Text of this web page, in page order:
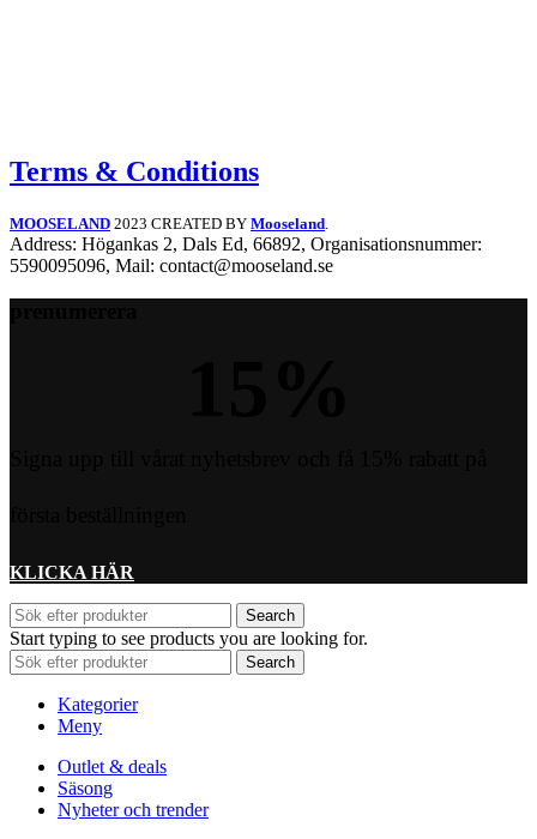
Terms & Conditions
MOOSELAND 2023 CREATED BY Mooseland
Address: Högankas 2, Dals Ed, 66892, Organisationsnummer:
5590095096, Mail: contact@mooseland.se
KLICKA HÄR
Search
Start typing to see products you are looking for.
Search
Kategorier
Meny
Outlet & deals
Säsong
Nyheter och trender